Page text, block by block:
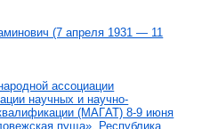
(7 апреля 1931 — 11
ассоциации
научных и научно-
(МАГAT) 8-9 июня
пуща», Республика